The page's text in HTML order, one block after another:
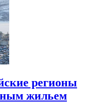
регионы
жильем